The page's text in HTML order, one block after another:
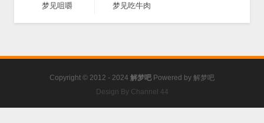
梦见咀嚼
梦见吃牛肉
Copyright © 2012 - 2024 解梦吧 Powered by 解梦吧
Design By Channel 44